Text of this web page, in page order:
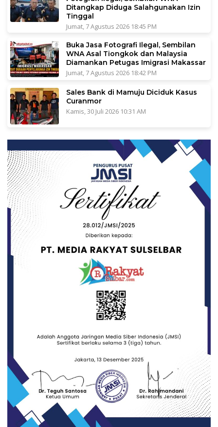
Ditangkap Diduga Salahgunakan Izin
Tinggal
Jumat, 7 Agustus 2026 18:45 PM
Buka Jasa Fotografi Ilegal, Sembilan
WNA Asal Tiongkok dan Malaysia
Diamankan Petugas Imigrasi Makassar
Jumat, 7 Agustus 2026 18:42 PM
Sales Bank di Mamuju Diciduk Kasus
Curanmor
Kamis, 30 Juli 2026 10:31 AM